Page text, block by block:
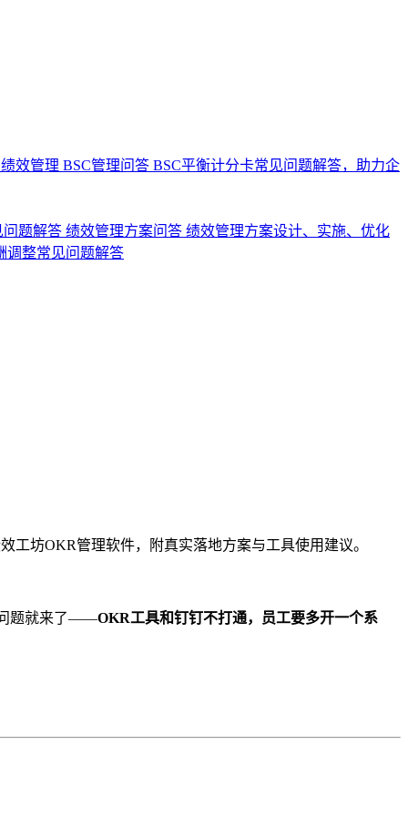
效管理 BSC管理问答 BSC平衡计分卡常见问题解答，助力企
问题解答 绩效管理方案问答 绩效管理方案设计、实施、优化
调整常见问题解答
坊OKR管理软件，附真实落地方案与工具使用建议。
问题就来了——OKR工具和钉钉不打通，员工要多开一个系